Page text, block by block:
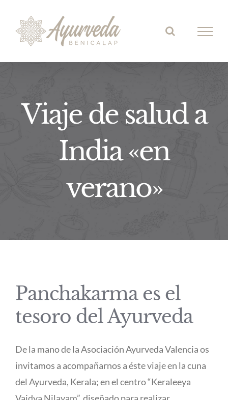
contenido
Viaje de salud a
India «en
verano»
Panchakarma es el
tesoro del Ayurveda
De la mano de la Asociación Ayurveda Valencia os
invitamos a acompañarnos a éste viaje en la cuna
del Ayurveda, Kerala; en el centro “Keraleeya